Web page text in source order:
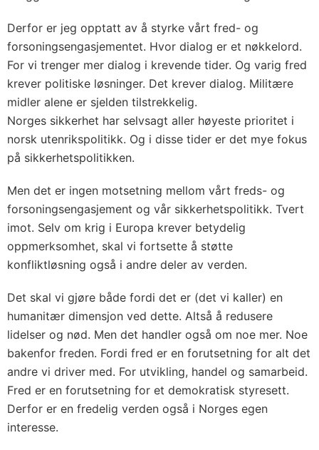
Derfor er jeg opptatt av å styrke vårt fred- og
forsoningsengasjementet. Hvor dialog er et nøkkelord.
For vi trenger mer dialog i krevende tider. Og varig fred
krever politiske løsninger. Det krever dialog. Militære
midler alene er sjelden tilstrekkelig.
Norges sikkerhet har selvsagt aller høyeste prioritet i
norsk utenrikspolitikk. Og i disse tider er det mye fokus
på sikkerhetspolitikken.
Men det er ingen motsetning mellom vårt freds- og
forsoningsengasjement og vår sikkerhetspolitikk. Tvert
imot. Selv om krig i Europa krever betydelig
oppmerksomhet, skal vi fortsette å støtte
konfliktløsning også i andre deler av verden.
Det skal vi gjøre både fordi det er (det vi kaller) en
humanitær dimensjon ved dette. Altså å redusere
lidelser og nød. Men det handler også om noe mer. Noe
bakenfor freden. Fordi fred er en forutsetning for alt det
andre vi driver med. For utvikling, handel og samarbeid.
Fred er en forutsetning for et demokratisk styresett.
Derfor er en fredelig verden også i Norges egen
interesse.